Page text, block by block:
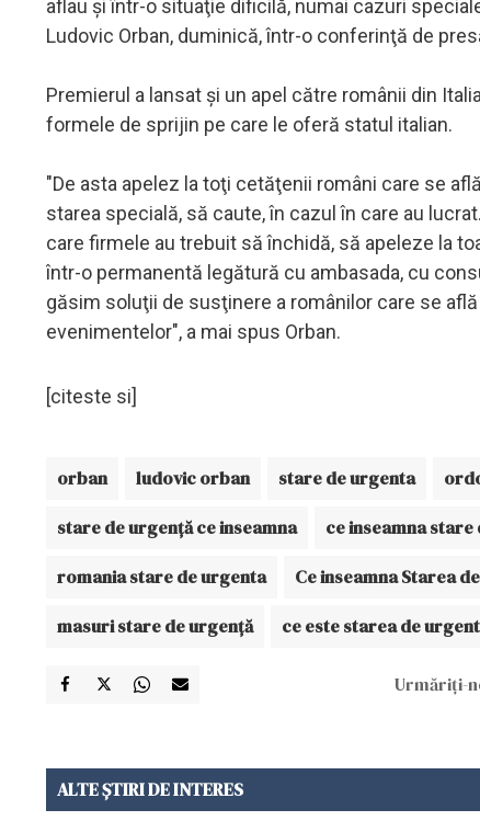
aflau şi într-o situaţie dificilă, numai cazuri
Ludovic Orban, duminică, într-o conferinţă de
Premierul a lansat şi un apel către românii din
formele de sprijin pe care le oferă statul italian.
"De asta apelez la toţi cetăţenii români care se
starea specială, să caute, în cazul în care au
care firmele au trebuit să închidă, să apeleze la
într-o permanentă legătură cu ambasada, cu
găsim soluţii de susţinere a românilor care se
evenimentelor", a mai spus Orban.
[citeste si]
orban ludovic orban stare de urgenta
stare de urgență ce inseamna ce inseamna
romania stare de urgenta Ce inseamna Starea
masuri stare de urgență ce este starea de
Urmăriți-
ALTE ȘTIRI DE INTERES